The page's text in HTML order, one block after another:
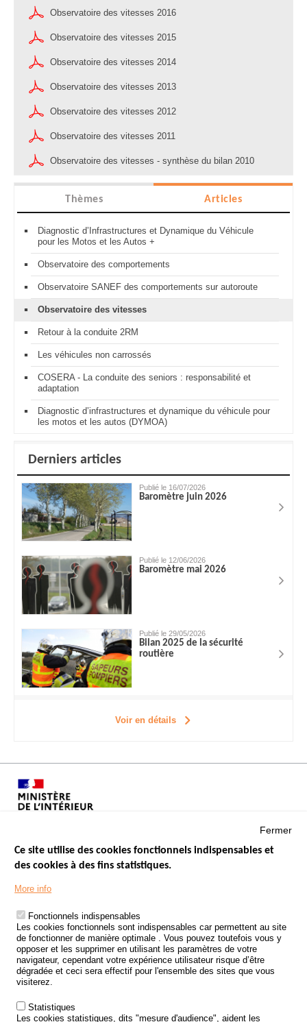
Observatoire des vitesses 2016
Observatoire des vitesses 2015
Observatoire des vitesses 2014
Observatoire des vitesses 2013
Observatoire des vitesses 2012
Observatoire des vitesses 2011
Observatoire des vitesses - synthèse du bilan 2010
Thèmes Articles
Diagnostic d’Infrastructures et Dynamique du Véhicule
pour les Motos et les Autos +
Observatoire des comportements
Observatoire SANEF des comportements sur autoroute
Observatoire des vitesses
Retour à la conduite 2RM
Les véhicules non carrossés
COSERA - La conduite des seniors : responsabilité et
adaptation
Diagnostic d’infrastructures et dynamique du véhicule pour
les motos et les autos (DYMOA)
Derniers articles
Publié le 16/07/2026
Baromètre juin 2026
Publié le 12/06/2026
Baromètre mai 2026
Publié le 29/05/2026
Bilan 2025 de la sécurité
routière
Voir en détails
Menu
Footer
LES SITES PUBLICS
ÉTAT DE L’INSÉCURITÉ ROUTIÈRE
TRAITEMENT DES DONNÉES PERSONNELLES DES ACCIDENTS DE
LA ROUTE
ETUDES ET RECHERCHES
APPEL À PROJETS
POLITIQUE DE SÉCURITÉ ROUTIÈRE
Fermer
Ce site utilise des cookies fonctionnels indispensables et
des cookies à des fins statistiques.
More info
Fonctionnels indispensables
Les cookies fonctionnels sont indispensables car permettent au site
de fonctionner de manière optimale . Vous pouvez toutefois vous y
opposer et les supprimer en utilisant les paramètres de votre
navigateur, cependant votre expérience utilisateur risque d’être
dégradée et ceci sera effectif pour l'ensemble des sites que vous
visiterez.
Statistiques
Les cookies statistiques, dits "mesure d'audience", aident les